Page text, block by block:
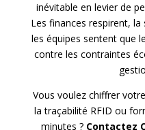
inévitable en levier de
Les finances respirent,
les équipes sentent que
contre les contraintes
Vous voulez chiffrer
la traçabilité RFID ou
minutes ? Contactez